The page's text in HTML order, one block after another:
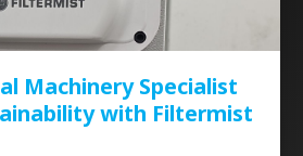
Machinery Specialist
with Filtermist